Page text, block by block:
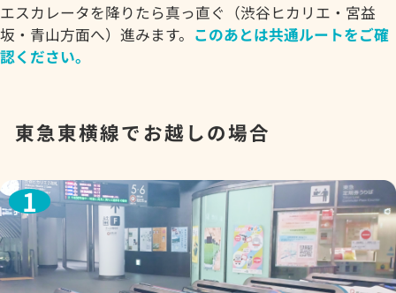
エスカレータを降りたら真っ直ぐ（渋谷ヒカリエ・宮益
坂・青山方面へ）進みます。 このあとは共通ルートをご確
認ください。
東急東横線でお越しの場合